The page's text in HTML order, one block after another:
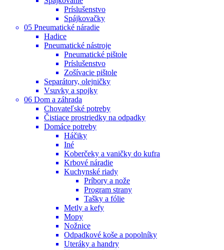
Príslušenstvo
Spájkovačky
05 Pneumatické náradie
Hadice
Pneumatické nástroje
Pneumatické pištole
Príslušenstvo
Zošívacie pištole
Separátory, olejničky
Vsuvky a spojky
06 Dom a záhrada
Chovateľské potreby
Čistiace prostriedky na odpadky
Domáce potreby
Háčiky
Iné
Koberčeky a vaničky do kufra
Krbové náradie
Kuchynské riady
Príbory a nože
Program strany
Tašky a fólie
Metly a kefy
Mopy
Nožnice
Odpadkové koše a popolníky
Uteráky a handry